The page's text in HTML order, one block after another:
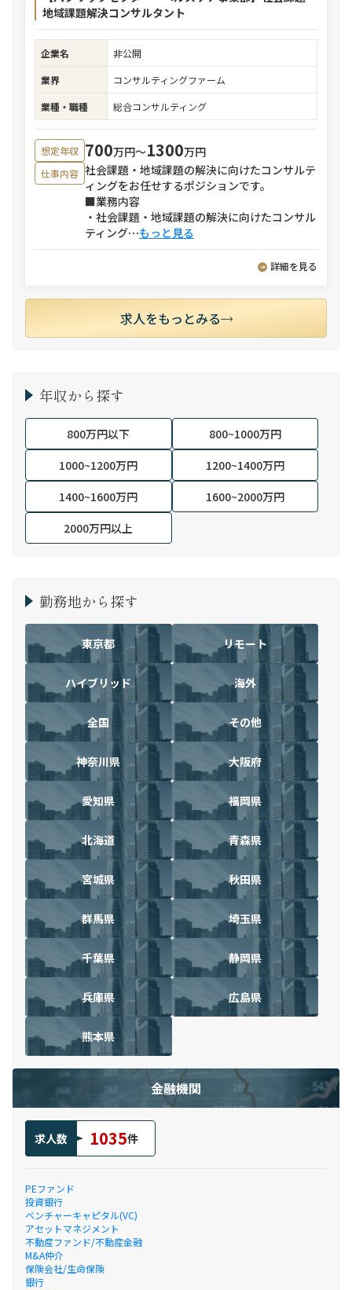
地域課題解決コンサルタント
企業名
非公開
業界
コンサルティングファーム
業種・職種
総合コンサルティング
想定年収 700万円〜1300万円
仕事内容 社会課題・地域課題の解決に向けたコンサルテ
ィングをお任せするポジションです。
■業務内容
・社会課題・地域課題の解決に向けたコンサル
ティング⋯もっと見る
詳細を見る
求人をもっとみる
年収から探す
800万円以下
800~1000万円
1000~1200万円
1200~1400万円
1400~1600万円
1600~2000万円
2000万円以上
勤務地から探す
東京都 リモート
ハイブリッド 海外
全国 その他
神奈川県 大阪府
愛知県 福岡県
北海道 青森県
宮城県 秋田県
群馬県 埼玉県
千葉県 静岡県
兵庫県 広島県
熊本県
金融機関
求人数 1035件
PEファンド
投資銀行
ベンチャーキャピタル(VC)
アセットマネジメント
不動産ファンド/不動産金融
M&A仲介
保険会社/生命保険
銀行